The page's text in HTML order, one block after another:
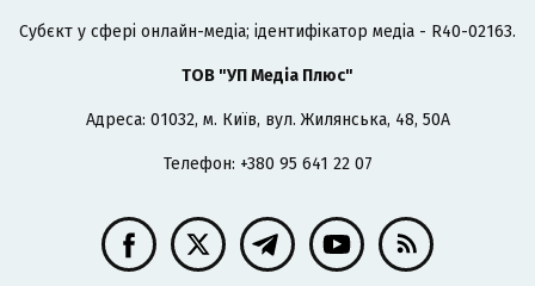
Cубєкт у сфері онлайн-медіа; ідентифікатор медіа - R40-02163.
ТОВ "УП Медіа Плюс"
Адреса: 01032, м. Київ, вул. Жилянська, 48, 50А
Телефон: +380 95 641 22 07